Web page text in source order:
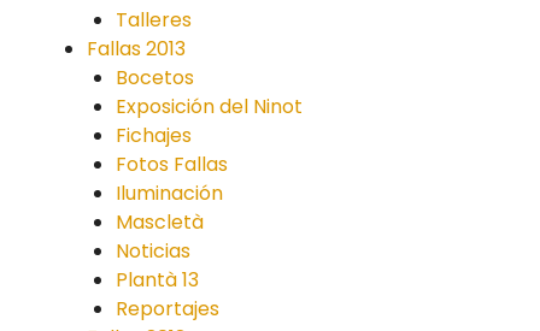
Talleres
Fallas 2013
Bocetos
Exposición del Ninot
Fichajes
Fotos Fallas
Iluminación
Mascletà
Noticias
Plantà 13
Reportajes